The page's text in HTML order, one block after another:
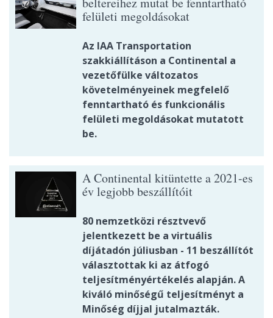
felületi megoldásokat
Az IAA Transportation
szakkiállításon a Continental a
vezetőfülke változatos
követelményeinek megfelelő
fenntartható és funkcionális
felületi megoldásokat mutatott
be.
A Continental kitüntette a 2021-es
év legjobb beszállítóit
80 nemzetközi résztvevő
jelentkezett be a virtuális
díjátadón júliusban - 11 beszállítót
választottak ki az átfogó
teljesítményértékelés alapján. A
kiváló minőségű teljesítményt a
Minőség díjjal jutalmazták.